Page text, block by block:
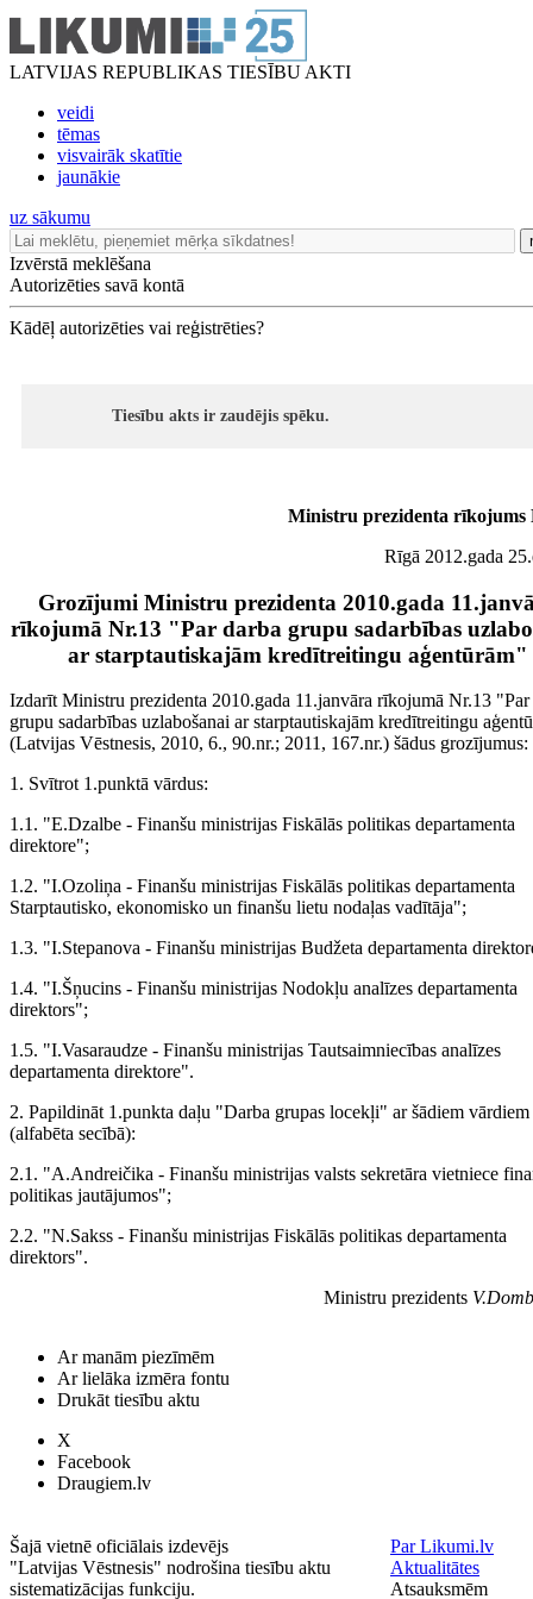
LATVIJAS REPUBLIKAS TIESĪBU AKTI
veidi
tēmas
visvairāk skatītie
jaunākie
uz sākumu
Izvērstā meklēšana
Autorizēties savā kontā
Kādēļ autorizēties vai reģistrēties?
Tiesību akts ir zaudējis spēku.
Ministru prezidenta rīkojums
Rīgā 2012.gada
Grozījumi Ministru prezidenta 2010.gada
rīkojumā Nr.13 "Par darba grupu sadarbības
ar starptautiskajām kredītreitingu aģentūrām"
Izdarīt Ministru prezidenta 2010.gada 11.janvāra rīkojumā Nr.13 "Par
grupu sadarbības uzlabošanai ar starptautiskajām kredītreitingu
(Latvijas Vēstnesis, 2010, 6., 90.nr.; 2011, 167.nr.) šādus grozījumus:
1. Svītrot 1.punktā vārdus:
1.1. "E.Dzalbe - Finanšu ministrijas Fiskālās politikas departamenta
direktore";
1.2. "I.Ozoliņa - Finanšu ministrijas Fiskālās politikas departamenta
Starptautisko, ekonomisko un finanšu lietu nodaļas vadītāja";
1.3. "I.Stepanova - Finanšu ministrijas Budžeta departamenta
1.4. "I.Šņucins - Finanšu ministrijas Nodokļu analīzes departamenta
direktors";
1.5. "I.Vasaraudze - Finanšu ministrijas Tautsaimniecības analīzes
departamenta direktore".
2. Papildināt 1.punkta daļu "Darba grupas locekļi" ar šādiem vārdiem
(alfabēta secībā):
2.1. "A.Andreičika - Finanšu ministrijas valsts sekretāra vietniece
politikas jautājumos";
2.2. "N.Sakss - Finanšu ministrijas Fiskālās politikas departamenta
direktors".
Ministru prezidents
Ar manām piezīmēm
Ar lielāka izmēra fontu
Drukāt tiesību aktu
X
Facebook
Draugiem.lv
Šajā vietnē oficiālais izdevējs
"Latvijas Vēstnesis" nodrošina tiesību aktu
sistematizācijas funkciju.
Par Likumi.lv
Aktualitātes
Atsauksmēm